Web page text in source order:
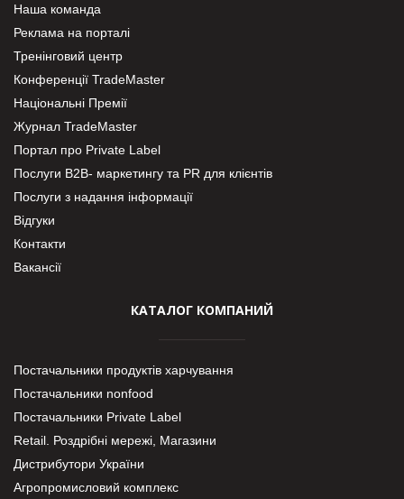
Наша команда
Реклама на порталі
Тренінговий центр
Конференції TradeMaster
Національні Премії
Журнал TradeMaster
Портал про Private Label
Послуги В2В- маркетингу та PR для клієнтів
Послуги з надання інформації
Відгуки
Контакти
Вакансії
КАТАЛОГ КОМПАНИЙ
Постачальники продуктів харчування
Постачальники nonfood
Постачальники Private Label
Retail. Роздрібні мережі, Магазини
Дистрибутори України
Агропромисловий комплекс